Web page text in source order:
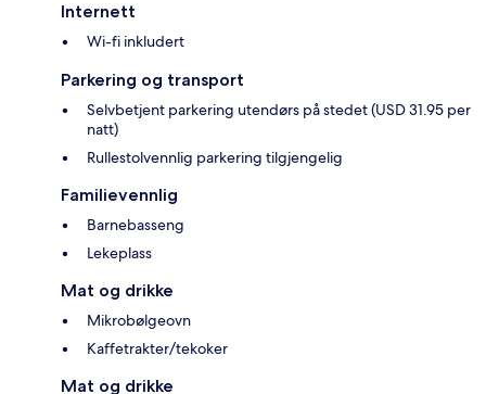
Internett
Wi-fi inkludert
Parkering og transport
Selvbetjent parkering utendørs på stedet (USD 31.95 per
natt)
Rullestolvennlig parkering tilgjengelig
Familievennlig
Barnebasseng
Lekeplass
Mat og drikke
Mikrobølgeovn
Kaffetrakter/tekoker
Mat og drikke